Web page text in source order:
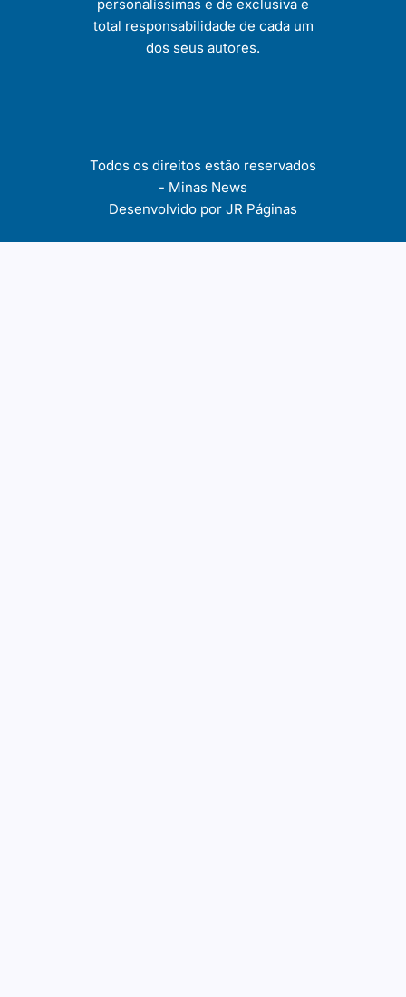
personalíssimas e de exclusiva e
total responsabilidade de cada um
dos seus autores.
Todos os direitos estão reservados
- Minas News
Desenvolvido por JR Páginas